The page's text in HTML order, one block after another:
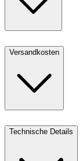
Versandkosten
Technische Details